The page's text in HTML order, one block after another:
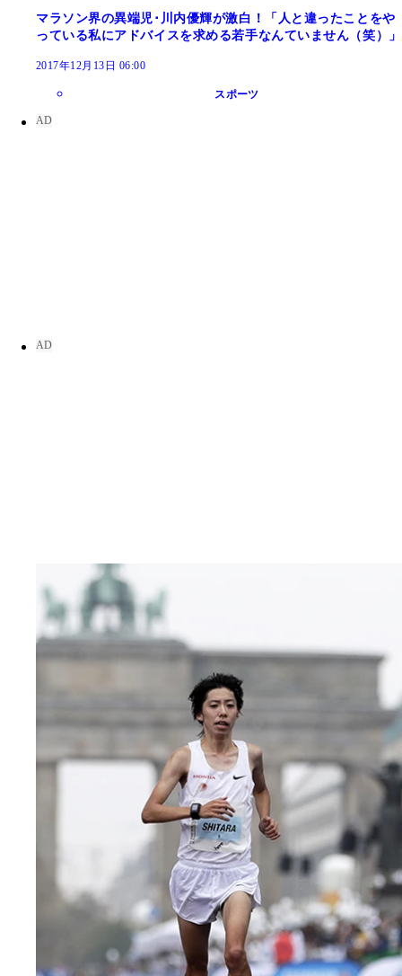
マラソン界の異端児･川内優輝が激白！「人と違ったことをや
っている私にアドバイスを求める若手なんていません（笑）」
2017年12月13日 06:00
スポーツ